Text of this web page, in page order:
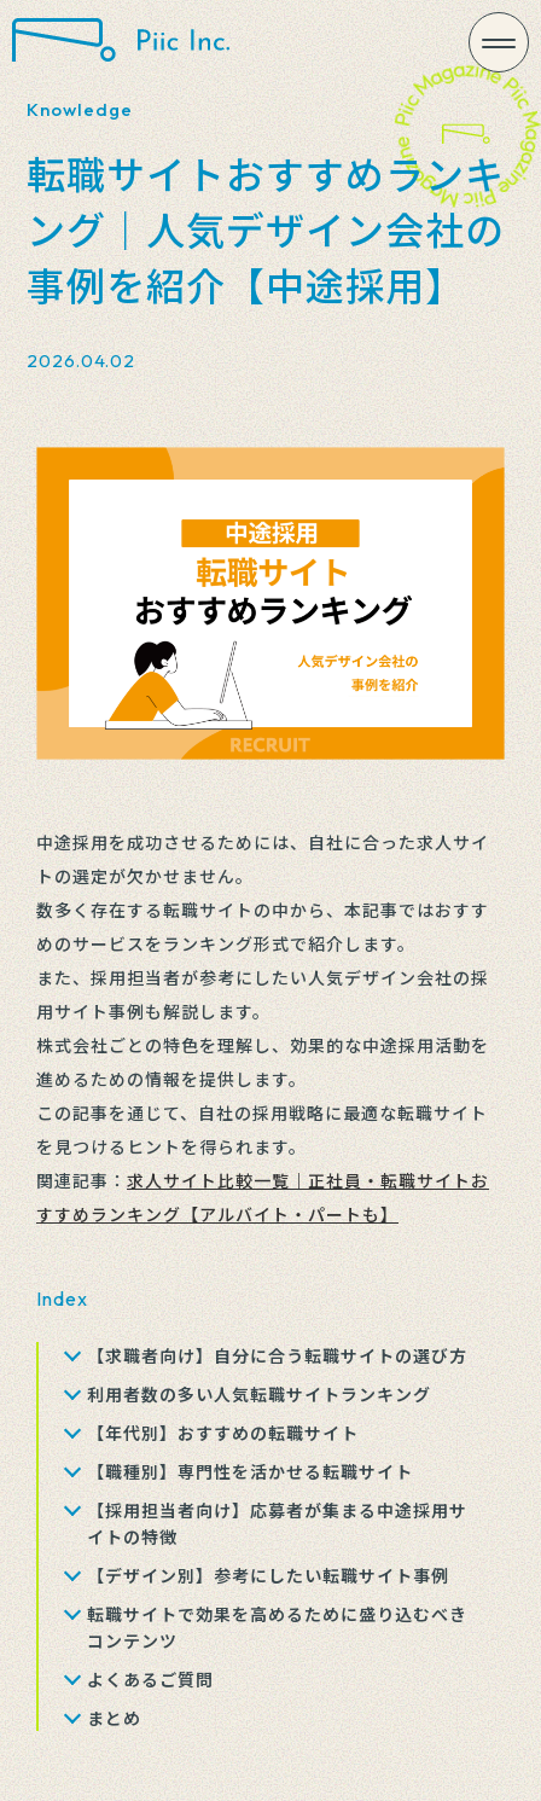
Knowledge
転職サイトおすすめランキ
ング｜人気デザイン会社の
事例を紹介【中途採用】
2026.04.02
中途採用を成功させるためには、自社に合った求人サイ
トの選定が欠かせません。
数多く存在する転職サイトの中から、本記事ではおすす
めのサービスをランキング形式で紹介します。
また、採用担当者が参考にしたい人気デザイン会社の採
用サイト事例も解説します。
株式会社ごとの特色を理解し、効果的な中途採用活動を
進めるための情報を提供します。
この記事を通じて、自社の採用戦略に最適な転職サイト
を見つけるヒントを得られます。
関連記事：求人サイト比較一覧｜正社員・転職サイトお
すすめランキング【アルバイト・パートも】
Index
【求職者向け】自分に合う転職サイトの選び方
利用者数の多い人気転職サイトランキング
【年代別】おすすめの転職サイト
【職種別】専門性を活かせる転職サイト
【採用担当者向け】応募者が集まる中途採用サ
イトの特徴
【デザイン別】参考にしたい転職サイト事例
転職サイトで効果を高めるために盛り込むべき
コンテンツ
よくあるご質問
まとめ